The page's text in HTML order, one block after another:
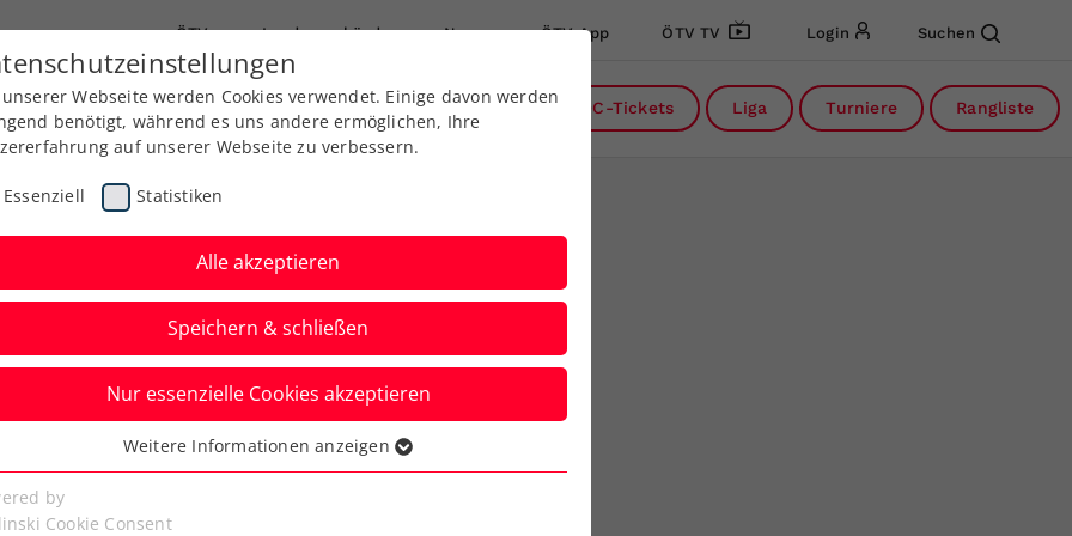
ÖTV Landesverbände News ÖTV App ÖTV TV Login Suchen
Ausbildung Services Über uns Kreise DC-Tickets Liga Turniere Rangliste
beim Upper
2025 auf
Webseite werden Cookies verwendet. Einige davon werden
benötigt, während es uns andere ermöglichen, Ihre
auf unserer Webseite zu verbessern.
Essenziell Statistiken
Alle akzeptieren
Speichern & schließen
Nur essenzielle Cookies akzeptieren
Cookies werden für grundlegende Funktionen der
benötigt. Dadurch ist gewährleistet, dass die Webseite
Weitere Informationen anzeigen
by
Cookie Consent